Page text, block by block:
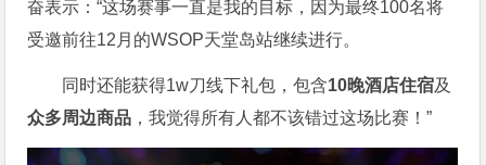
奋表示：“这场赛事一直是我的目标，因为最终100名将
受邀前往12月的WSOP天堂岛站继续进行。
同时还能获得1w刀线下礼包，包含10晚酒店住宿及
众多周边商品 ，我觉得所有人都不该错过这场比赛！”